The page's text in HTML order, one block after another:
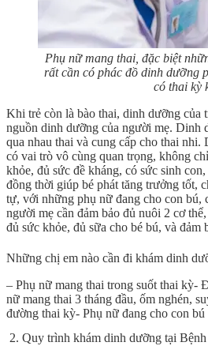
Phụ nữ mang thai, đặc biệt
rất cần có phác đồ dinh dưỡng
có thai kỳ
Khi trẻ còn là bào thai, dinh dưỡng của
nguồn dinh dưỡng của người mẹ. Dinh
qua nhau thai và cung cấp cho thai
có vai trò vô cùng quan trọng, không
khỏe, đủ sức đề kháng, có sức sinh
đồng thời giúp bé phát tăng trưởng tốt,
tự, với những phụ nữ đang cho con bú,
người mẹ cần đảm bảo đủ nuôi 2 cơ
đủ sức khỏe, đủ sữa cho bé bú, và đảm
Những chị em nào cần đi khám dinh
– Phụ nữ mang thai trong suốt thai kỳ-
nữ mang thai 3 tháng đầu, ốm nghén,
đường thai kỳ- Phụ nữ đang cho con bú
2. Quy trình khám dinh dưỡng tại